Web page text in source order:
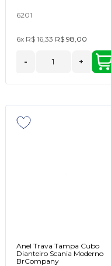
6201
6x R$ 16,33 R$ 98,00
- +
Anel Trava Tampa Cubo
Dianteiro Scania Moderno
BrCompany